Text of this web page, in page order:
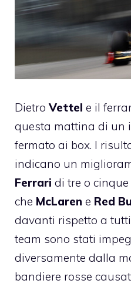
DietroVettel e il
questa mattina di un
fermato ai box. I
indicano un
Ferrari di tre o
che McLaren e Red
davanti rispetto a
team sono stati
diversamente dalla
bandiere rosse